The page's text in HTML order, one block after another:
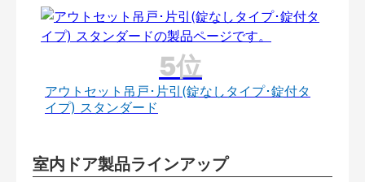
アウトセット吊戸･片引(錠なしタイプ･錠付タ
イプ) スタンダード
室内ドア製品ラインアップ